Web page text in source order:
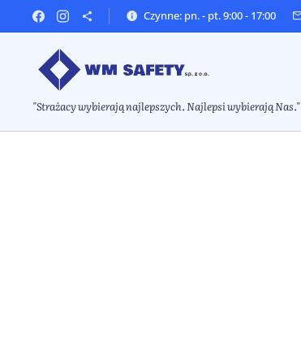
Czynne: pn. - pt. 9:00 - 17:00
"Strażacy wybierają najlepszych. Najlepsi wybierają Nas."